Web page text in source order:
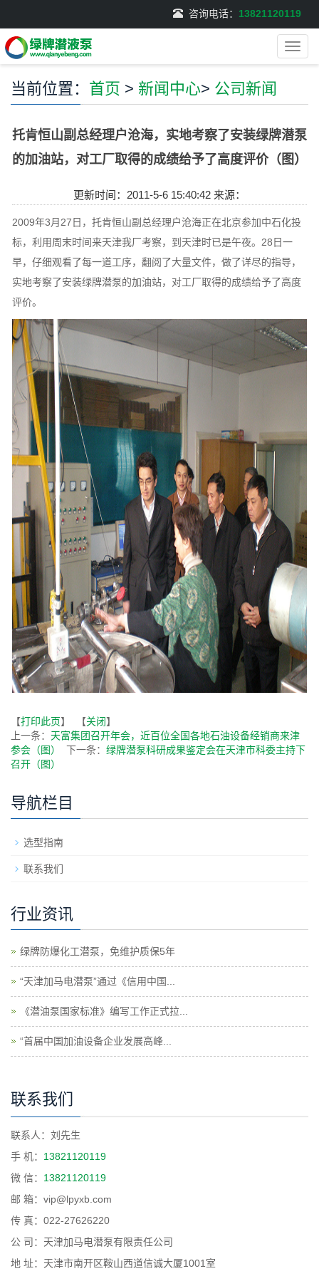
咨询电话： 13821120119
导
航
当前位置： 首页 > 新闻中心> 公司新闻
托肯恒山副总经理户沧海，实地考察了安装绿牌潜泵
的加油站，对工厂取得的成绩给予了高度评价（图）
更新时间：2011-5-6 15:40:42 来源：
2009年3月27日，托肯恒山副总经理户沧海正在北京参加中石化投
标，利用周末时间来天津我厂考察，到天津时已是午夜。28日一
早，仔细观看了每一道工序，翻阅了大量文件，做了详尽的指导，
实地考察了安装绿牌潜泵的加油站，对工厂取得的成绩给予了高度
评价。
【打印此页】 【关闭】
上一条： 天富集团召开年会，近百位全国各地石油设备经销商来津
参会（图）
下一条： 绿牌潜泵科研成果鉴定会在天津市科委主持下
召开（图）
导航栏目
选型指南
联系我们
行业资讯
绿牌防爆化工潜泵，免维护质保5年
“天津加马电潜泵”通过《信用中国...
《潜油泵国家标准》编写工作正式拉...
“首届中国加油设备企业发展高峰...
联系我们
联系人：刘先生
手 机： 13821120119
微 信： 13821120119
邮 箱：vip@lpyxb.com
传 真：022-27626220
公 司：天津加马电潜泵有限责任公司
地 址：天津市南开区鞍山西道信诚大厦1001室